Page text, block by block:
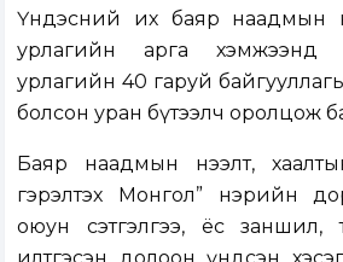
Үндэсний их баяр наадмын
урлагийн арга хэмжээнд
урлагийн 40 гаруй
болсон уран бүтээлч оролцож
Баяр наадмын нээлт, хаалтын
гэрэлтэх Монгол” нэрийн
оюун сэтгэлгээ, ёс заншил,